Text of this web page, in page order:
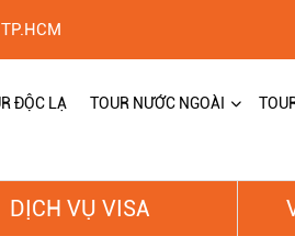
ĐỘC LẠ TOUR NƯỚC NGOÀI
DỊCH VỤ VISA